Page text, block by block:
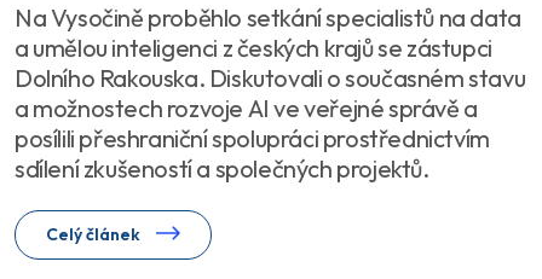
Na Vysočině proběhlo setkání specialistů na data
a umělou inteligenci z českých krajů se zástupci
Dolního Rakouska. Diskutovali o současném stavu
a možnostech rozvoje AI ve veřejné správě a
posílili přeshraniční spolupráci prostřednictvím
sdílení zkušeností a společných projektů.
Celý článek